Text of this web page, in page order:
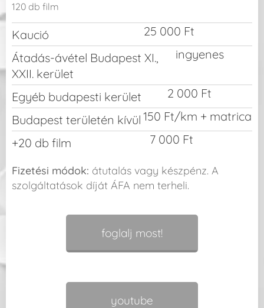
120 db film
Kaució
25 000 Ft
Átadás-ávétel Budapest XI.,
XXII. kerület
ingyenes
Egyéb budapesti kerület
2 000 Ft
Budapest területén kívül 150 Ft/km + matrica
+20 db film
7 000 Ft
Fizetési módok: átutalás vagy készpénz. A
szolgáltatások díját ÁFA nem terheli.
foglalj most!
youtube